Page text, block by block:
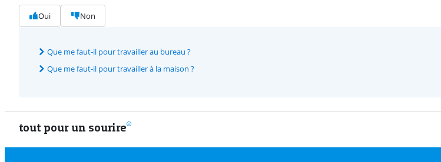
Oui Non
Que me faut-il pour travailler au bureau ?
Que me faut-il pour travailler à la maison ?
tout pour un sourire